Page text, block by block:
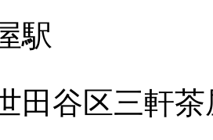
駅
田谷区三軒茶